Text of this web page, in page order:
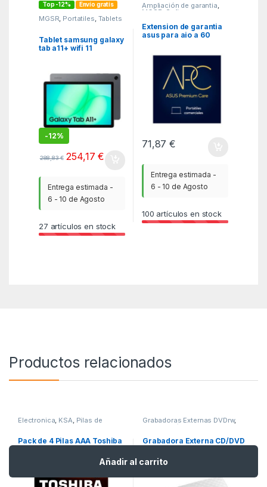
Añadir al carrito
Top -12% Envío gratis
MGSR, Portatiles, Tablets
Tablet samsung galaxy
tab a11+ wifi 11
-12%
288,83€ 254,17€
Entrega estimada -
6 - 10 de Agosto
27 artículos en stock
Ampliación de garantia,
MGSR Software
Extension de garantia
asus para aio a 60
71,87€
Entrega estimada -
6 - 10 de Agosto
100 artículos en stock
Productos relacionados
Electronica KSA Pilas de
Pack de 4 Pilas AAA Toshiba
Grabadoras Externas DVDrw,
Periféricos
Grabadora Externa CD/DVD
Blanco